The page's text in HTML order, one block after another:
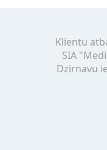
Klientu
SIA
Dzirnavu